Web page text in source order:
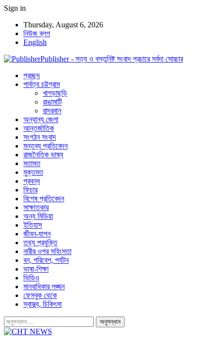
Sign in
Thursday, August 6, 2026
নিউজ ব্লগ
English
Publisher - সত্য ও বস্তুনিষ্ট সংবাদ প্রচারে সর্বদা সোচ্চার
প্রচ্ছদ
পার্বত্য চট্টগ্রাম
খাগড়াছড়ি
রাঙামাটি
বান্দরবান
অন্যান্য জেলা
আন্তর্জাতিক
সংগঠন সংবাদ
মন্তব্য প্রতিবেদন
রাজনৈতিক ভাষ্য
মতামত
মুক্তমত
প্রবন্ধ
ফিচার
বিশেষ প্রতিবেদন
সাক্ষাতকার
অন্য মিডিয়া
ইতিহাস
জীবন-যাপন
তথ্য প্রযুক্তি
নারীর ওপর সহিংসতা
বন, পরিবেশ, পর্যটন
ভাষা-শিক্ষা
ভিডিও
মানবাধিকার লঙ্ঘন
ফেসবুক থেকে
স্বাস্থ্য, চিকিৎসা